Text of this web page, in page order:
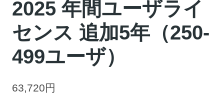
2025 年間ユーザライ
センス 追加5年（250-
499ユーザ）
63,720円